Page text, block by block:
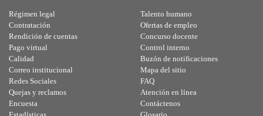
Régimen legal
Contratación
Rendición de cuentas
Pago virtual
Calidad
Talento humano
Ofertas de empleo
Concurso docente
Control interno
Buzón de notificaciones
Correo institucional
Redes Sociales
Quejas y reclamos
Encuesta
Mapa del sitio
FAQ
Atención en línea
Contáctenos